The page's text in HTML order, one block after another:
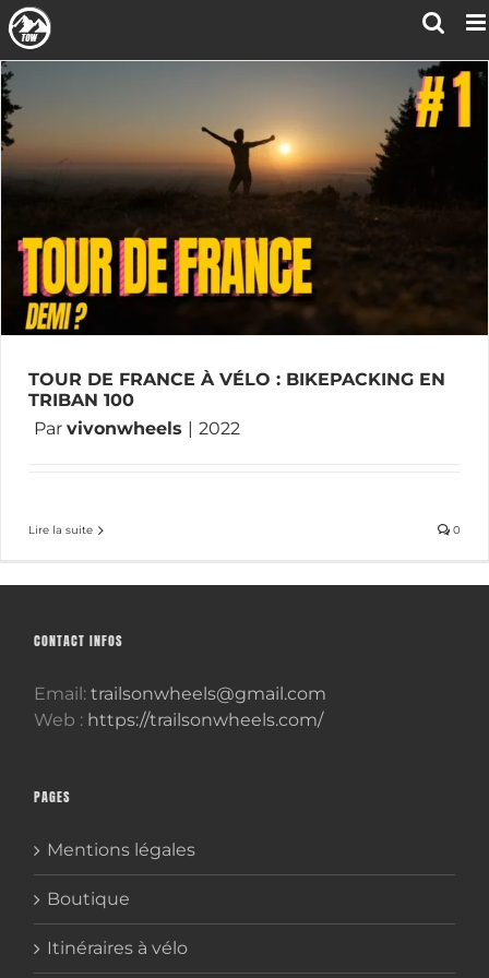
Passer
au
contenu
TOUR DE FRANCE À VÉLO : BIKEPACKING EN
TRIBAN 100
Par vivonwheels 2022
Lire la suite 0
CONTACT INFOS
Email:trailsonwheels@gmail.com
Web : https://trailsonwheels.com/
PAGES
Mentions légales
Boutique
Itinéraires à vélo